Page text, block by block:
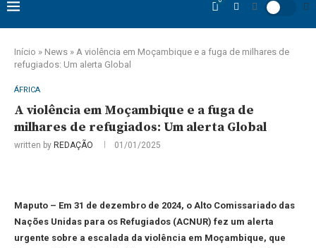
Início » News » A violência em Moçambique e a fuga de milhares de
refugiados: Um alerta Global
ÁFRICA
A violência em Moçambique e a fuga de
milhares de refugiados: Um alerta Global
written by REDAÇÃO 01/01/2025
Maputo – Em 31 de dezembro de 2024, o Alto Comissariado das
Nações Unidas para os Refugiados (ACNUR) fez um alerta
urgente sobre a escalada da violência em Moçambique, que